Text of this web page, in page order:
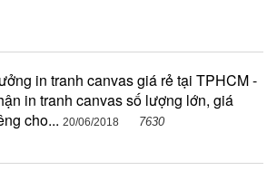
in tranh canvas giá rẻ tại TPHCM -
in tranh canvas số lượng lớn, giá
cho... 20/06/2018 7630